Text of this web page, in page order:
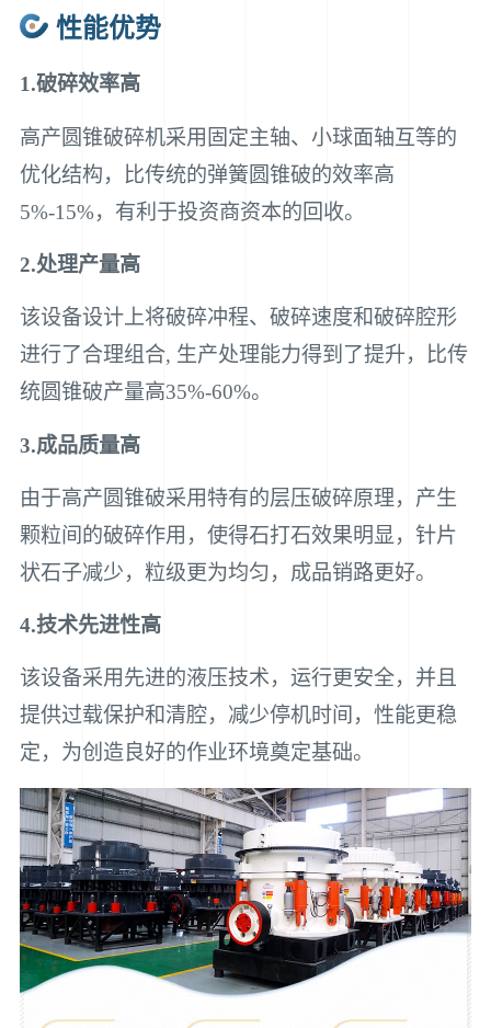
性能优势
1.破碎效率高
高产圆锥破碎机采用固定主轴、小球面轴互等的
优化结构，比传统的弹簧圆锥破的效率高
5%-15%，有利于投资商资本的回收。
2.处理产量高
该设备设计上将破碎冲程、破碎速度和破碎腔形
进行了合理组合, 生产处理能力得到了提升，比传
统圆锥破产量高35%-60%。
3.成品质量高
由于高产圆锥破采用特有的层压破碎原理，产生
颗粒间的破碎作用，使得石打石效果明显，针片
状石子减少，粒级更为均匀，成品销路更好。
4.技术先进性高
该设备采用先进的液压技术，运行更安全，并且
提供过载保护和清腔，减少停机时间，性能更稳
定，为创造良好的作业环境奠定基础。